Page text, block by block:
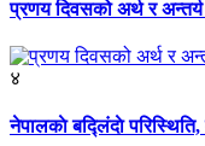
प्रणय दिवसको अर्थ र
४
नेपालकाे बद्लिंदाे